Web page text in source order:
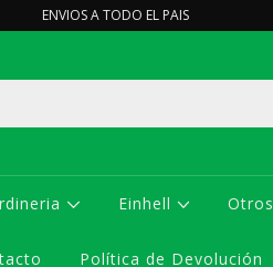
ENVIOS A TODO EL PAIS
Einhell Otros
Política de Devolución